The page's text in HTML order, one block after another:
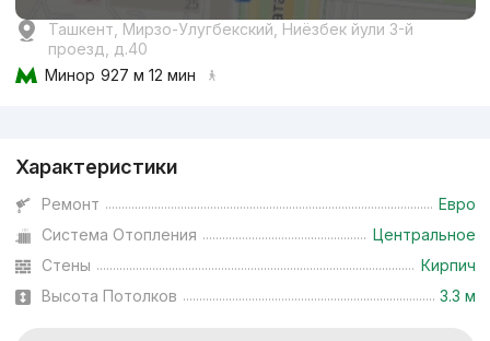
Ташкент, Мирзо-Улугбекский, Ниёзбек йули 3-й
проезд, д.40
Минор 927 м 12 мин
Характеристики
Ремонт
Евро
Система Отопления
Центральное
Стены
Кирпич
Высота Потолков
3.3 м